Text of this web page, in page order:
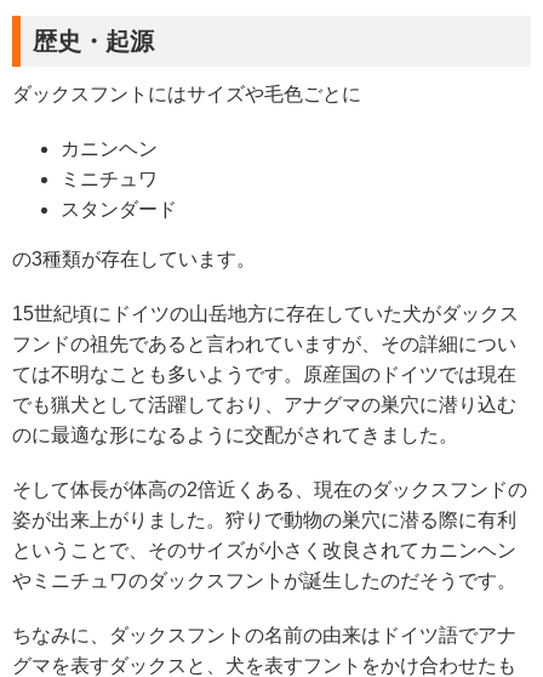
歴史・起源
ダックスフントにはサイズや毛色ごとに
カニンヘン
ミニチュワ
スタンダード
の3種類が存在しています。
15世紀頃にドイツの山岳地方に存在していた犬がダックス
フンドの祖先であると言われていますが、その詳細につい
ては不明なことも多いようです。原産国のドイツでは現在
でも猟犬として活躍しており、アナグマの巣穴に潜り込む
のに最適な形になるように交配がされてきました。
そして体長が体高の2倍近くある、現在のダックスフンドの
姿が出来上がりました。狩りで動物の巣穴に潜る際に有利
ということで、そのサイズが小さく改良されてカニンヘン
やミニチュワのダックスフントが誕生したのだそうです。
ちなみに、ダックスフントの名前の由来はドイツ語でアナ
グマを表すダックスと、犬を表すフントをかけ合わせたも